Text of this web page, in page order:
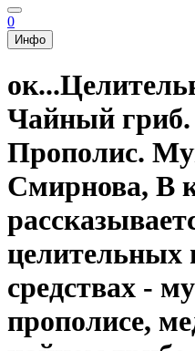
0
Инфо
Чайный
Прополис.
Смирнова, В
целительных
средствах -
прополисе,